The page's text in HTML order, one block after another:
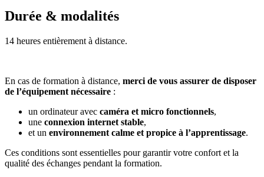
Durée & modalités
14 heures entièrement à distance.
En cas de formation à distance, merci de vous assurer de disposer
de l’équipement nécessaire :
un ordinateur avec caméra et micro fonctionnels,
une connexion internet stable,
et un environnement calme et propice à l’apprentissage.
Ces conditions sont essentielles pour garantir votre confort et la
qualité des échanges pendant la formation.